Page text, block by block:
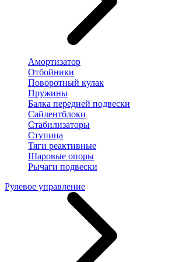
Амортизатор
Отбойники
Поворотный кулак
Пружины
Балка передней подвески
Сайлентблоки
Стабилизаторы
Ступица
Тяги реактивные
Шаровые опоры
Рычаги подвески
Рулевое управление